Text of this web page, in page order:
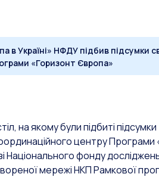
в Україні» НФДУ підбив підсумки
«Горизонт Європа»
на якому були підбиті підсумки
центру Програми
Національного фонду
мережі НКП Рамкової